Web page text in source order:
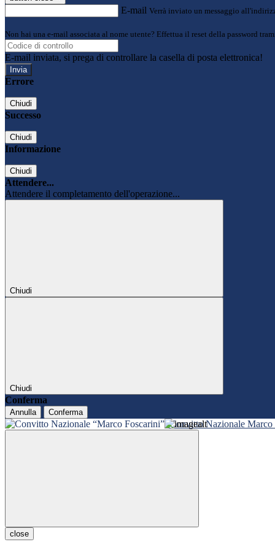
E-mail Verrà inviato un messaggio
Non hai una e-mail associata al nome utente? Effettua il reset della password
E-mail inviata, si prega di controllare la casella di posta elettronica!
Errore
Chiudi
Successo
Chiudi
Informazione
Chiudi
Attendere...
Attendere il completamento dell'operazione...
Chiudi
Chiudi
Conferma
Annulla Conferma
Convitto Nazionale Marco
close